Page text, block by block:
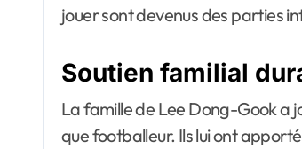
jouer sont devenus des parties
Soutien familial
La famille de Lee Dong-Gook a
que footballeur. Ils lui ont